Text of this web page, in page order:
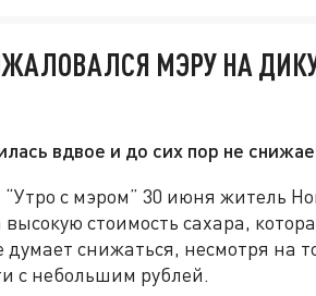
МЭРУ НА
вдвое и до сих пор не
с мэром” 30 июня житель
стоимость сахара,
снижаться, несмотря на
с небольшим рублей.